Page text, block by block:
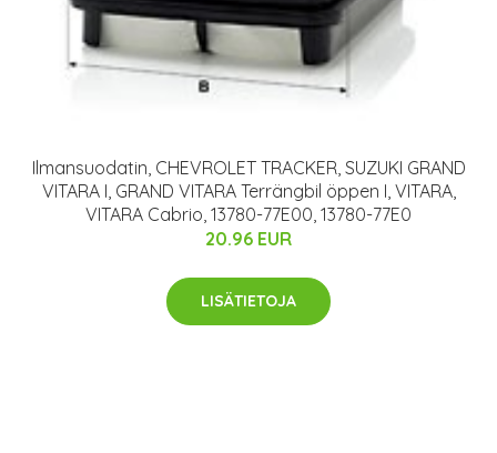
Ilmansuodatin, CHEVROLET TRACKER, SUZUKI GRAND
VITARA I, GRAND VITARA Terrängbil öppen I, VITARA,
VITARA Cabrio, 13780-77E00, 13780-77E0
20.96 EUR
LISÄTIETOJA